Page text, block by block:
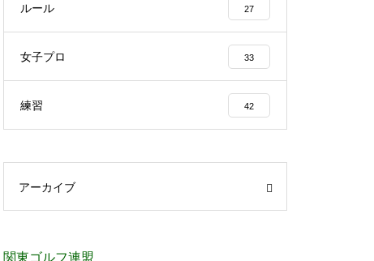
ルール 27
女子プロ 33
練習 42
アーカイブ
関東ゴルフ連盟